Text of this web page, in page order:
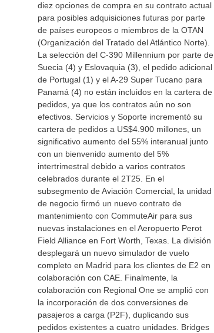
diez opciones de compra en su contrato actual
para posibles adquisiciones futuras por parte
de países europeos o miembros de la OTAN
(Organización del Tratado del Atlántico Norte).
La selección del C-390 Millennium por parte de
Suecia (4) y Eslovaquia (3), el pedido adicional
de Portugal (1) y el A-29 Super Tucano para
Panamá (4) no están incluidos en la cartera de
pedidos, ya que los contratos aún no son
efectivos. Servicios y Soporte incrementó su
cartera de pedidos a US$4.900 millones, un
significativo aumento del 55% interanual junto
con un bienvenido aumento del 5%
intertrimestral debido a varios contratos
celebrados durante el 2T25. En el
subsegmento de Aviación Comercial, la unidad
de negocio firmó un nuevo contrato de
mantenimiento con CommuteAir para sus
nuevas instalaciones en el Aeropuerto Perot
Field Alliance en Fort Worth, Texas. La división
desplegará un nuevo simulador de vuelo
completo en Madrid para los clientes de E2 en
colaboración con CAE. Finalmente, la
colaboración con Regional One se amplió con
la incorporación de dos conversiones de
pasajeros a carga (P2F), duplicando sus
pedidos existentes a cuatro unidades. Bridges